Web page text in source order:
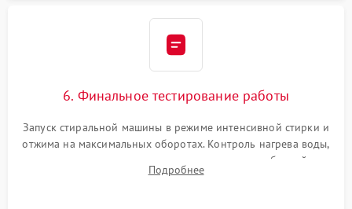
6. Финальное тестирование работы
Запуск стиральной машины в режиме интенсивной стирки и
отжима на максимальных оборотах. Контроль нагрева воды,
корректности слива, отсутствия излишних вибраций,
посторонних стуков и протечек под корпусом.
Подробнее